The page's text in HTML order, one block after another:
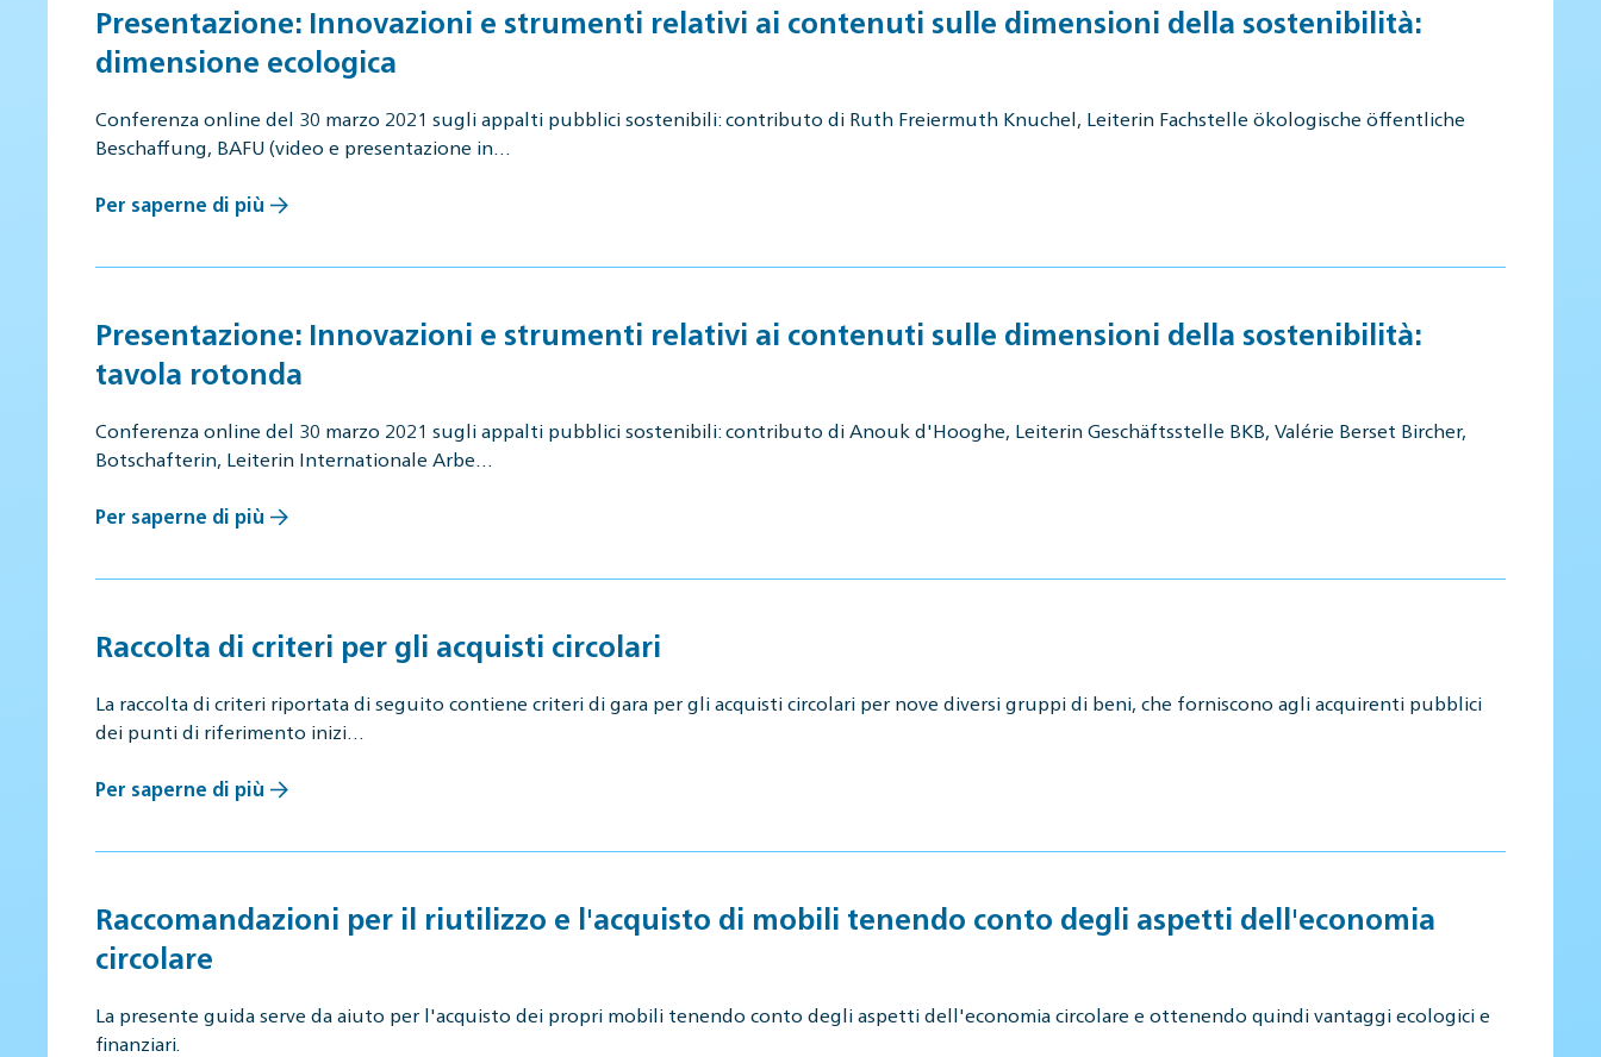
Presentazione: Innovazioni e strumenti relativi ai contenuti sulle dimensioni della sostenibilità:
dimensione ecologica
Conferenza online del 30 marzo 2021 sugli appalti pubblici sostenibili: contributo di Ruth Freiermuth Knuchel, Leiterin Fachstelle ökologische öffentliche
Beschaffung, BAFU (video e presentazione in…
Per saperne di più
Presentazione: Innovazioni e strumenti relativi ai contenuti sulle dimensioni della sostenibilità:
tavola rotonda
Conferenza online del 30 marzo 2021 sugli appalti pubblici sostenibili: contributo di Anouk d'Hooghe, Leiterin Geschäftsstelle BKB, Valérie Berset Bircher,
Botschafterin, Leiterin Internationale Arbe…
Per saperne di più
Raccolta di criteri per gli acquisti circolari
La raccolta di criteri riportata di seguito contiene criteri di gara per gli acquisti circolari per nove diversi gruppi di beni, che forniscono agli acquirenti pubblici
dei punti di riferimento inizi…
Per saperne di più
Raccomandazioni per il riutilizzo e l'acquisto di mobili tenendo conto degli aspetti dell'economia
circolare
La presente guida serve da aiuto per l'acquisto dei propri mobili tenendo conto degli aspetti dell'economia circolare e ottenendo quindi vantaggi ecologici e
finanziari.